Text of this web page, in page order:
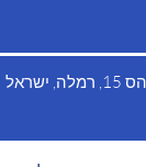
ישראל